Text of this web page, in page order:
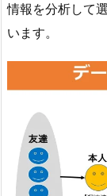
情報を分析して
います。